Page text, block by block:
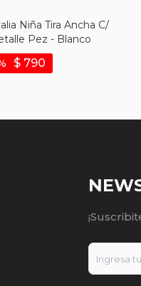
Niña Tira Ancha C/
Pez - Blanco
$ 790